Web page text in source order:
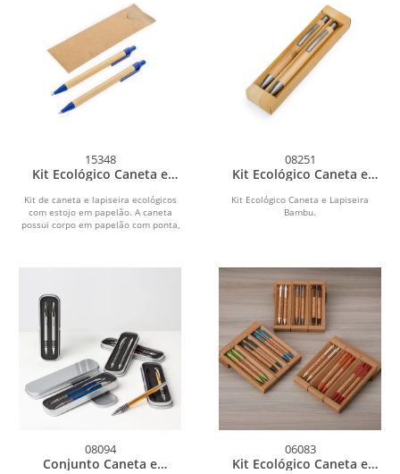
15348
Kit Ecológico Caneta e
Kit de caneta e lapiseira ecológicos
com estojo em papelão. A caneta
possui corpo em papelão com ponta,
08251
Kit Ecológico Caneta e
Kit Ecológico Caneta e Lapiseira
Bambu.
08094
Conjunto Caneta e
06083
Kit Ecológico Caneta e